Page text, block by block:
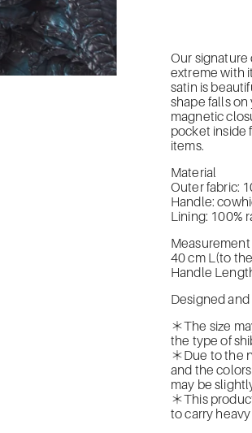
Our signature
extreme with
satin is
shape falls
magnetic
pocket inside
items.
Material
Outer fabric:
Handle:
Lining: 100%
Measurement
40 cm L(to
Handle
Designed and
＊The size
the type of
＊Due to the
and the
may be
＊This
to carry heavy